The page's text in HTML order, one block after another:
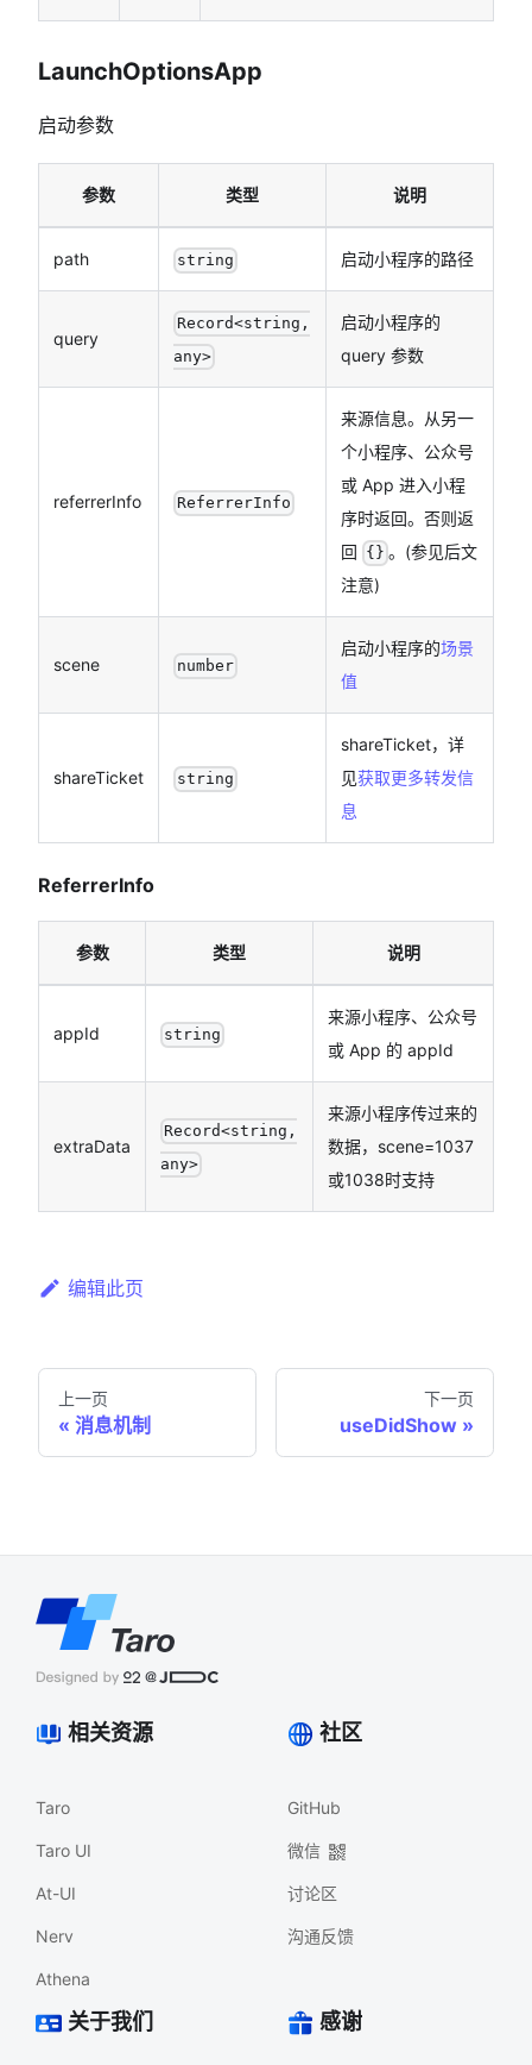
LaunchOptionsApp
启动参数
参数 类型 说明
path string 启动小程序的路径
query
Record<string,
any>
启动小程序的
query 参数
referrerInfo ReferrerInfo
来源信息。从另一
个小程序、公众号
或 App 进入小程
序时返回。否则返
回 {} 。(参见后文
注意)
scene number
启动小程序的场景
值
shareTicket string
shareTicket，详
见获取更多转发信
息
ReferrerInfo
参数 类型 说明
appId string
来源小程序、公众号
或 App 的 appId
extraData
Record<string,
any>
来源小程序传过来的
数据，scene=1037
或1038时支持
编辑此页
上一页
消息机制
下一页
useDidShow
相关资源
Taro
Taro UI
At-UI
Nerv
Athena
社区
GitHub
微信
讨论区
沟通反馈
关于我们 感谢